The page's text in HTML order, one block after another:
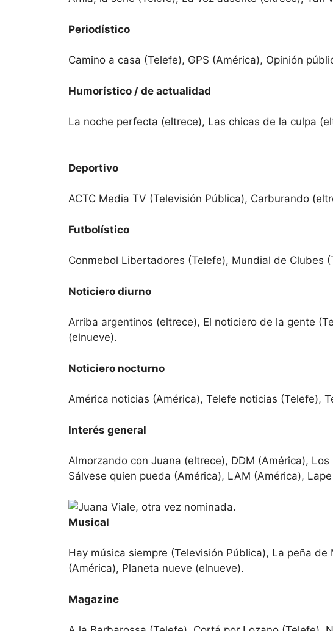
Periodístico
Camino a casa (Telefe), GPS (América), Opinión
Humorístico / de actualidad
La noche perfecta (eltrece), Las chicas de la culpa
Deportivo
ACTC Media TV (Televisión Pública), Carburando
Futbolístico
Conmebol Libertadores (Telefe), Mundial de Clubes
Noticiero diurno
Arriba argentinos (eltrece), El noticiero de la gente
(elnueve).
Noticiero nocturno
América noticias (América), Telefe noticias (Telefe),
Interés general
Almorzando con Juana (eltrece), DDM (América),
Sálvese quien pueda (América), LAM (América),
Musical
Hay música siempre (Televisión Pública), La peña
(América), Planeta nueve (elnueve).
Magazine